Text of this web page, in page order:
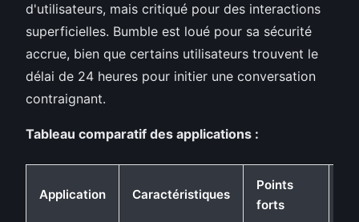
d'utilisateurs, mais critiqué pour des interactions
superficielles. Bumble est loué pour sa sécurité
accrue, bien que certains utilisateurs trouvent le
délai de 24 heures pour initier une conversation
contraignant.
Tableau comparatif des applications :
Application Caractéristiques
Points
forts